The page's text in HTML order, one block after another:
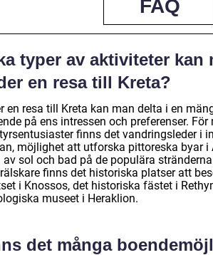
FAQ
typer av aktiviteter kan
en resa till Kreta?
en resa till Kreta kan man delta i en
på ens intressen och preferenser. För
finns det vandringsleder i
möjlighet att utforska pittoreska byar i
sol och bad på de populära
finns det historiska platser att
i Knossos, det historiska fästet i
museet i Heraklion.
det många